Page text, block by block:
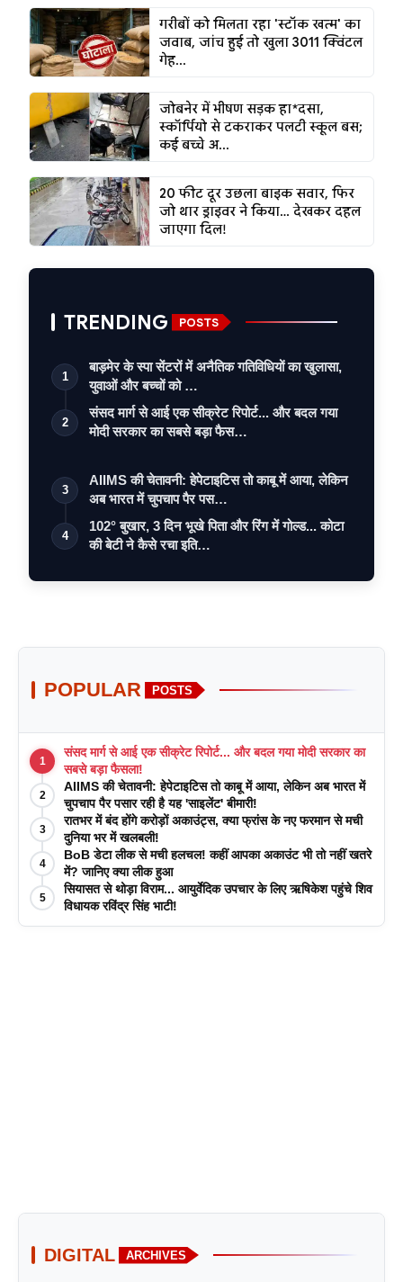
गरीबों को मिलता रहा 'स्टॉक खत्म' का
जवाब, जांच हुई तो खुला 3011 क्विंटल
गेह...
जोबनेर में भीषण सड़क हा*दसा,
स्कॉर्पियो से टकराकर पलटी स्कूल बस;
कई बच्चे अ...
20 फीट दूर उछला बाइक सवार, फिर
जो थार ड्राइवर ने किया… देखकर दहल
जाएगा दिल!
TRENDING POSTS
1
बाड़मेर के स्पा सेंटरों में अनैतिक गतिविधियों का खुलासा,
युवाओं और बच्चों को …
2
संसद मार्ग से आई एक सीक्रेट रिपोर्ट... और बदल गया
मोदी सरकार का सबसे बड़ा फैस…
3
AIIMS की चेतावनी: हेपेटाइटिस तो काबू में आया, लेकिन
अब भारत में चुपचाप पैर पस…
4
102° बुखार, 3 दिन भूखे पिता और रिंग में गोल्ड... कोटा
की बेटी ने कैसे रचा इति…
POPULAR POSTS
1
संसद मार्ग से आई एक सीक्रेट रिपोर्ट... और बदल गया मोदी सरकार का
सबसे बड़ा फैसला!
2
AIIMS की चेतावनी: हेपेटाइटिस तो काबू में आया, लेकिन अब भारत में
चुपचाप पैर पसार रही है यह 'साइलेंट' बीमारी!
3
रातभर में बंद होंगे करोड़ों अकाउंट्स, क्या फ्रांस के नए फरमान से मची
दुनिया भर में खलबली!
4
BoB डेटा लीक से मची हलचल! कहीं आपका अकाउंट भी तो नहीं खतरे
में? जानिए क्या लीक हुआ
5
सियासत से थोड़ा विराम... आयुर्वेदिक उपचार के लिए ऋषिकेश पहुंचे शिव
विधायक रविंद्र सिंह भाटी!
DIGITAL ARCHIVES